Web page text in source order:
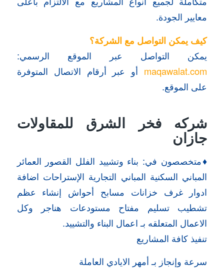
معايير الجودة.
كيف يمكن التواصل مع الشركة؟
يمكن التواصل عبر الموقع الرسمي:
maqawalat.com أو عبر أرقام الاتصال المتوفرة
على الموقع.
شركه فخر الشرق للمقاولات
جازان
♦️متخصصون في: بناء وتشييد الفلل القصور العمائر
المباني السكنية المباني التجارية الإستراحات اضافة
ادوار غرف خزانات مسابح أحواش إنشاء عظم
تشطيب تسليم مفتاح مستودعات هناجر وكل
الاعمال المتعلقه بـ اعمال البناء والتشييد.
تنفيذ كافة المشاريع
سرعة وإنجاز بـ أمهر الايادي العاملة